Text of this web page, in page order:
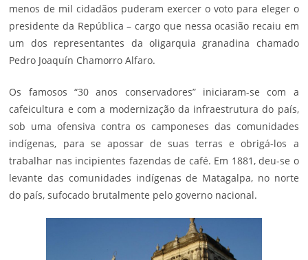
menos de mil cidadãos puderam exercer o voto para eleger o
presidente da República – cargo que nessa ocasião recaiu em
um dos representantes da oligarquia granadina chamado
Pedro Joaquín Chamorro Alfaro.
Os famosos “30 anos conservadores” iniciaram-se com a
cafeicultura e com a modernização da infraestrutura do país,
sob uma ofensiva contra os camponeses das comunidades
indígenas, para se apossar de suas terras e obrigá-los a
trabalhar nas incipientes fazendas de café. Em 1881, deu-se o
levante das comunidades indígenas de Matagalpa, no norte
do país, sufocado brutalmente pelo governo nacional.